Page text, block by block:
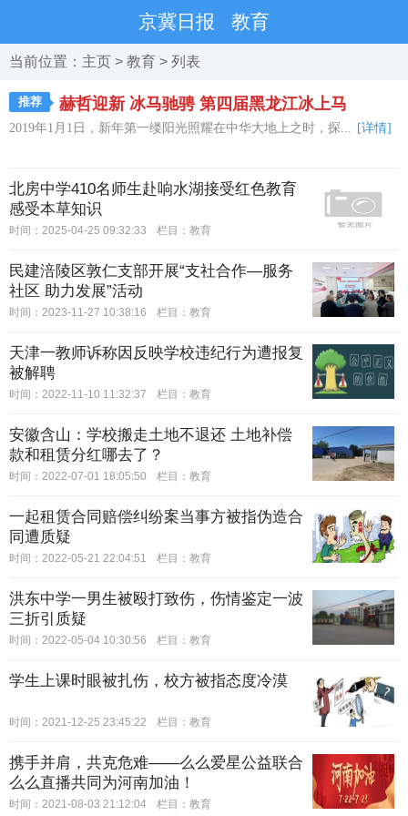
京冀日报 教育
当前位置： 主页 > 教育 > 列表
推荐 赫哲迎新 冰马驰骋 第四届黑龙江冰上马
2019年1月1日，新年第一缕阳光照耀在中华大地上之时，探... [详情]
北房中学410名师生赴响水湖接受红色教育
感受本草知识
时间：2025-04-25 09:32:33 栏目： 教育
民建涪陵区敦仁支部开展“支社合作—服务
社区 助力发展”活动
时间：2023-11-27 10:38:16 栏目： 教育
天津一教师诉称因反映学校违纪行为遭报复
被解聘
时间：2022-11-10 11:32:37 栏目： 教育
安徽含山：学校搬走土地不退还 土地补偿
款和租赁分红哪去了？
时间：2022-07-01 18:05:50 栏目： 教育
一起租赁合同赔偿纠纷案当事方被指伪造合
同遭质疑
时间：2022-05-21 22:04:51 栏目： 教育
洪东中学一男生被殴打致伤，伤情鉴定一波
三折引质疑
时间：2022-05-04 10:30:56 栏目： 教育
学生上课时眼被扎伤，校方被指态度冷漠
时间：2021-12-25 23:45:22 栏目： 教育
携手并肩，共克危难——么么爱星公益联合
么么直播共同为河南加油！
时间：2021-08-03 21:12:04 栏目： 教育